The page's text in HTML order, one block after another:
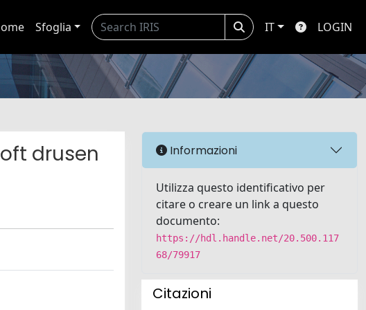
Sfoglia IT LOGIN
drusen Informazioni
Utilizza questo identificativo per
citare o creare un link a questo
documento:
https://hdl.handle.net/20.500.117
68/79917
Citazioni